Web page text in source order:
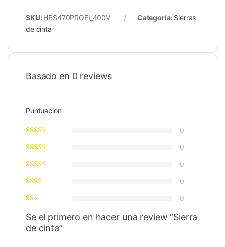
SKU: HBS470PROFI_400V Categoría: Sierras
de cinta
Basado en 0 reviews
Puntuación
0
0
0
0
0
Se el primero en hacer una review “Sierra
de cinta”